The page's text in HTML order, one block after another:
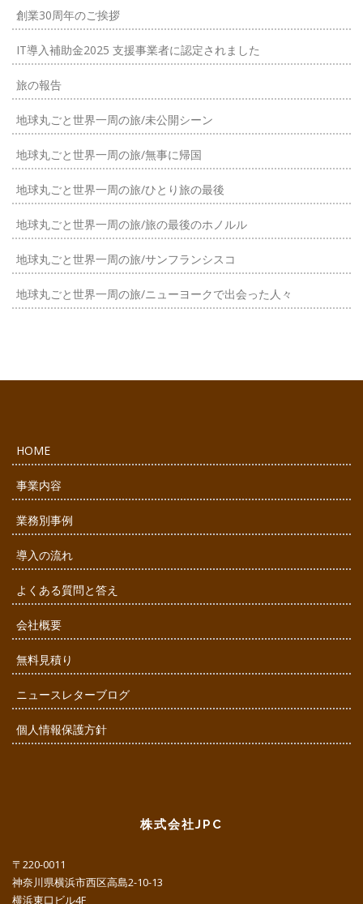
創業30周年のご挨拶
IT導入補助金2025 支援事業者に認定されました
旅の報告
地球丸ごと世界一周の旅/未公開シーン
地球丸ごと世界一周の旅/無事に帰国
地球丸ごと世界一周の旅/ひとり旅の最後
地球丸ごと世界一周の旅/旅の最後のホノルル
地球丸ごと世界一周の旅/サンフランシスコ
地球丸ごと世界一周の旅/ニューヨークで出会った人々
HOME
事業内容
業務別事例
導入の流れ
よくある質問と答え
会社概要
無料見積り
ニュースレターブログ
個人情報保護方針
株式会社JPC
〒220-0011
神奈川県横浜市西区高島2-10-13
横浜東口ビル4F